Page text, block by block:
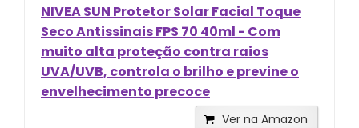
NIVEA SUN Protetor Solar Facial Toque
Seco Antissinais FPS 70 40ml - Com
muito alta proteção contra raios
UVA/UVB, controla o brilho e previne o
envelhecimento precoce
Ver na Amazon